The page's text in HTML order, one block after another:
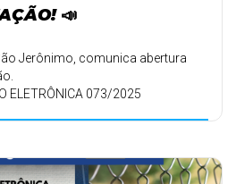
📣
Jerônimo, comunica abertura
ELETRÔNICA 073/2025